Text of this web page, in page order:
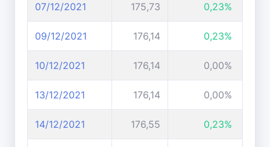
07/12/2021 175,73 0,23%
09/12/2021 176,14 0,23%
10/12/2021 176,14 0,00%
13/12/2021 176,14 0,00%
14/12/2021 176,55 0,23%